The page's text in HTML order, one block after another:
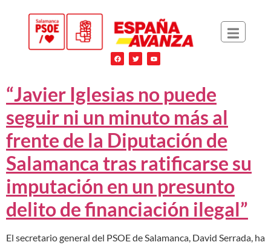
“Javier Iglesias no puede
seguir ni un minuto más al
frente de la Diputación de
Salamanca tras ratificarse su
imputación en un presunto
delito de financiación ilegal”
El secretario general del PSOE de Salamanca, David Serrada, ha